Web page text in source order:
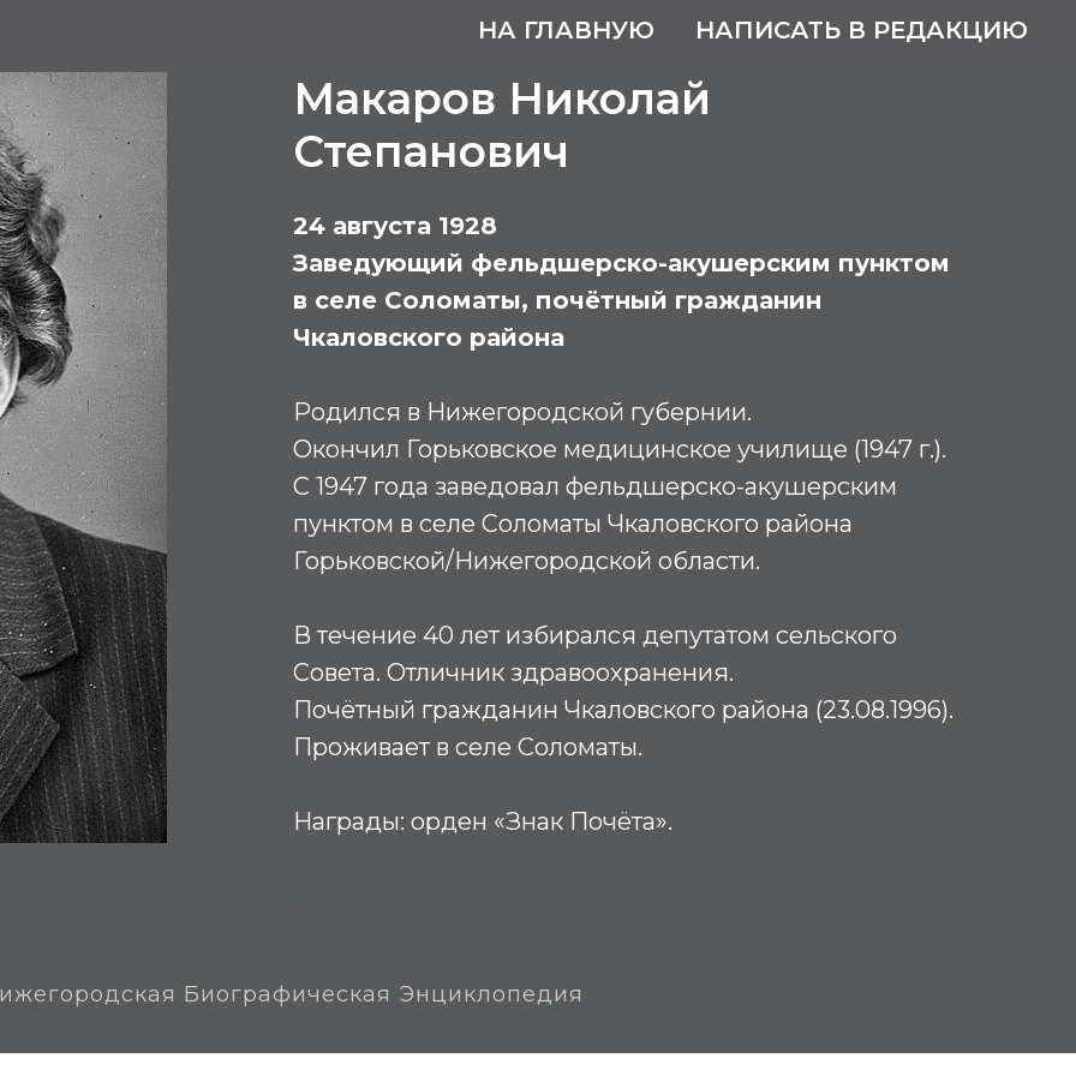
НА ГЛАВНУЮ НАПИСАТЬ В РЕДАКЦИЮ
Макаров Николай
Степанович
24 августа 1928
Заведующий фельдшерско-акушерским пунктом
в селе Соломаты, почётный гражданин
Чкаловского района
Родился в Нижегородской губернии.
Окончил Горьковское медицинское училище (1947 г.).
С 1947 года заведовал фельдшерско-акушерским
пунктом в селе Соломаты Чкаловского района
Горьковской/Нижегородской области.
В течение 40 лет избирался депутатом сельского
Совета. Отличник здравоохранения.
Почётный гражданин Чкаловского района (23.08.1996).
Проживает в селе Соломаты.
Награды: орден «Знак Почёта».
Биографическая Энциклопедия